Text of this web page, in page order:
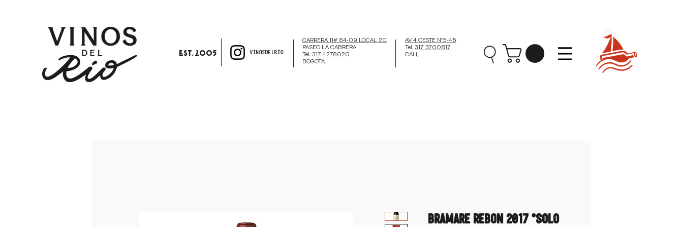
EST. 2005
AV 4 OESTE Nº5-45
Tel. 317 3700817
CALI,
CARRERA 11# 84-09 LOCAL 20
PASEO LA CABRERA
Tel. 317 4278020
BOGOTA
VINOSDELRIO
Bramare Rebon 2017 *solo